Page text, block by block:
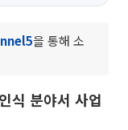
을 통해 소
식 분야서 사업